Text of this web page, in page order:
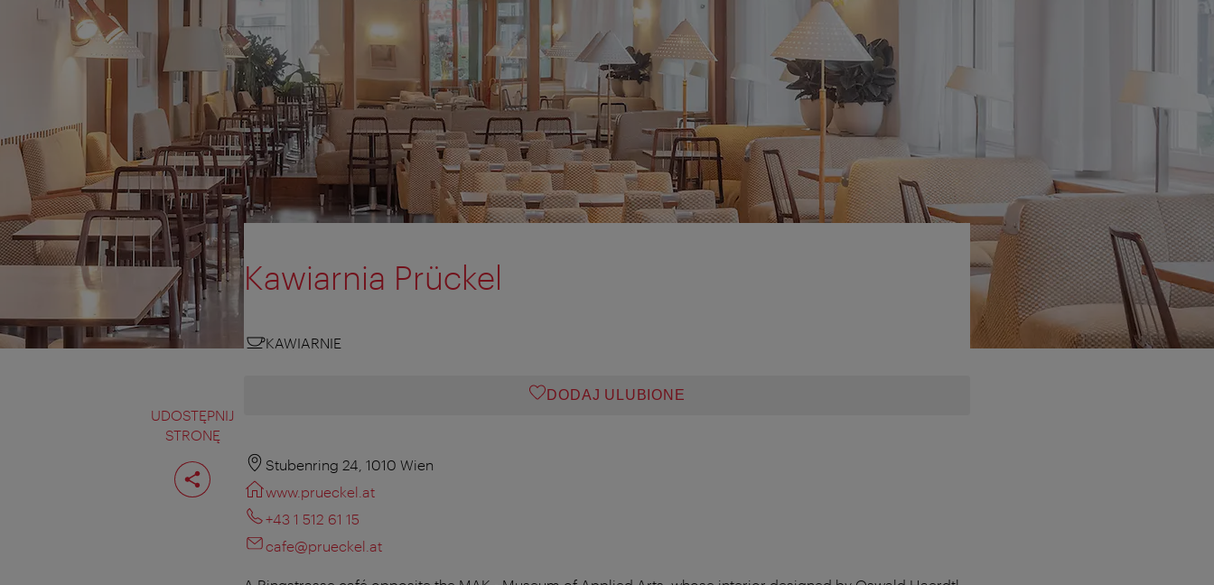
UDOSTĘPNIJ
STRONĘ
Podziel
stronę
Kawiarnia Prückel
KAWIARNIE
DODAJ ULUBIONE
Stubenring 24, 1010 Wien
www.prueckel.at
+43 1 512 61 15
cafe@prueckel.at